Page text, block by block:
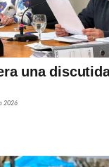
una
2026